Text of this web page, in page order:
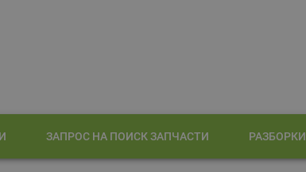
ЗАПРОС НА ПОИСК ЗАПЧАСТИ